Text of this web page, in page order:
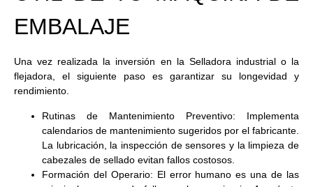
EMBALAJE
Una vez realizada la inversión en la Selladora industrialo la
flejadora, el siguiente paso es garantizar su longevidad y
rendimiento.
Rutinas de Mantenimiento Preventivo: Implementa
calendarios de mantenimiento sugeridos por el fabricante.
La lubricación, la inspección de sensores y la limpieza de
cabezales de sellado evitan fallos costosos.
Formación del Operario: El error humano es una de las